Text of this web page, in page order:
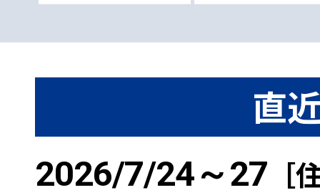
直
2026/7/24～27